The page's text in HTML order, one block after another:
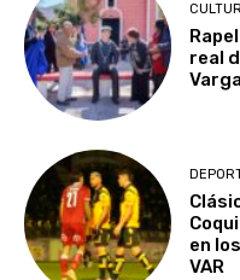
real
en
VAR